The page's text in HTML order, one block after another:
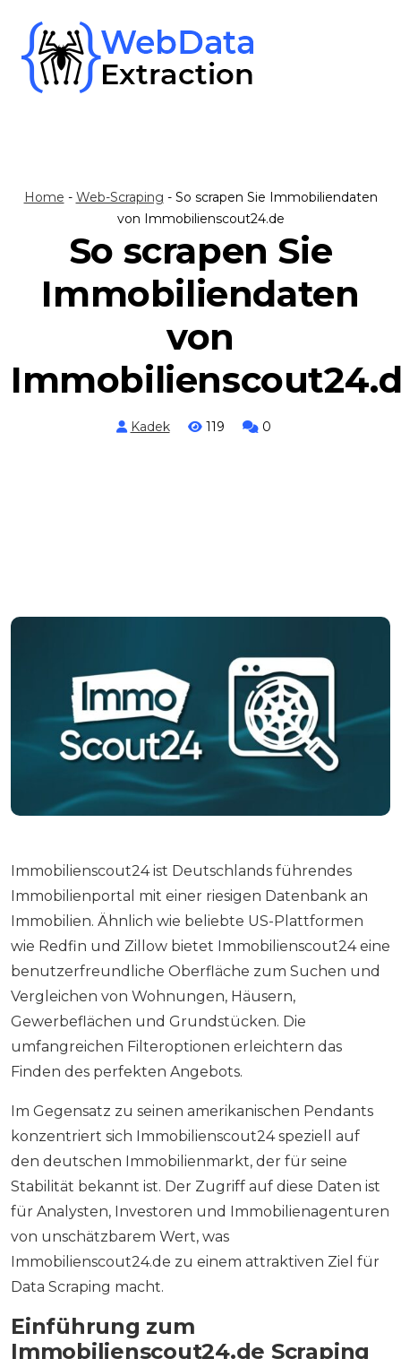
content
Home - Web-Scraping - So scrapen Sie Immobiliendaten
von Immobilienscout24.de
So scrapen Sie
Immobiliendaten
von
Kadek 119 0
Immobilienscout24 ist Deutschlands führendes
Immobilienportal mit einer riesigen Datenbank an
Immobilien. Ähnlich wie beliebte US-Plattformen
wie Redfin und Zillow bietet Immobilienscout24 eine
benutzerfreundliche Oberfläche zum Suchen und
Vergleichen von Wohnungen, Häusern,
Gewerbeflächen und Grundstücken. Die
umfangreichen Filteroptionen erleichtern das
Finden des perfekten Angebots.
Im Gegensatz zu seinen amerikanischen Pendants
konzentriert sich Immobilienscout24 speziell auf
den deutschen Immobilienmarkt, der für seine
Stabilität bekannt ist. Der Zugriff auf diese Daten ist
für Analysten, Investoren und Immobilienagenturen
von unschätzbarem Wert, was
Immobilienscout24.de zu einem attraktiven Ziel für
Data Scraping macht.
Einführung zum
Immobilienscout24.de Scraping